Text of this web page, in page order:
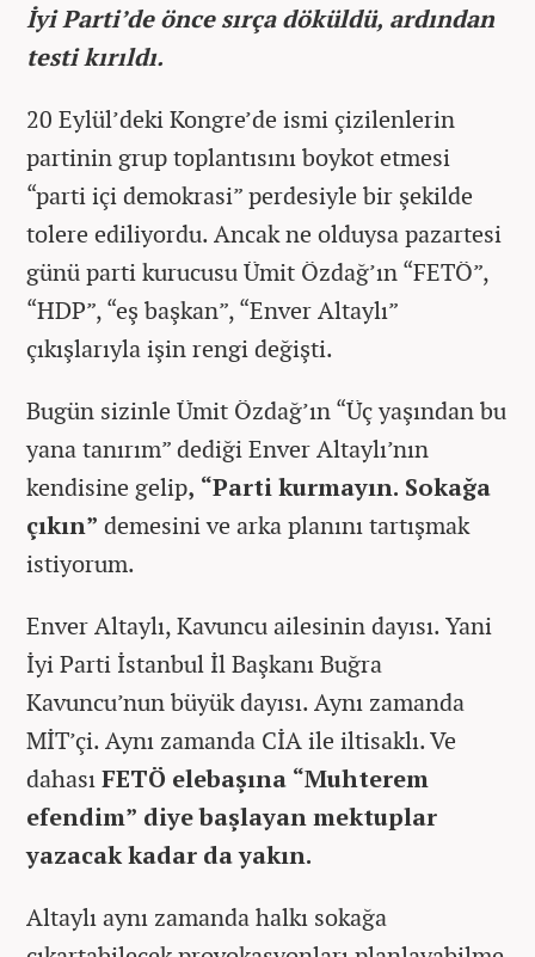
İyi Parti’de önce sırça döküldü, ardından
testi kırıldı.
20 Eylül’deki Kongre’de ismi çizilenlerin
partinin grup toplantısını boykot etmesi
“parti içi demokrasi” perdesiyle bir şekilde
tolere ediliyordu. Ancak ne olduysa pazartesi
günü parti kurucusu Ümit Özdağ’ın “FETÖ”,
“HDP”, “eş başkan”, “Enver Altaylı”
çıkışlarıyla işin rengi değişti.
Bugün sizinle Ümit Özdağ’ın “Üç yaşından bu
yana tanırım” dediği Enver Altaylı’nın
kendisine gelip, “Parti kurmayın. Sokağa
çıkın” demesini ve arka planını tartışmak
istiyorum.
Enver Altaylı, Kavuncu ailesinin dayısı. Yani
İyi Parti İstanbul İl Başkanı Buğra
Kavuncu’nun büyük dayısı. Aynı zamanda
MİT’çi. Aynı zamanda CİA ile iltisaklı. Ve
dahasıFETÖ elebaşına “Muhterem
efendim” diye başlayan mektuplar
yazacak kadar da yakın.
Altaylı aynı zamanda halkı sokağa